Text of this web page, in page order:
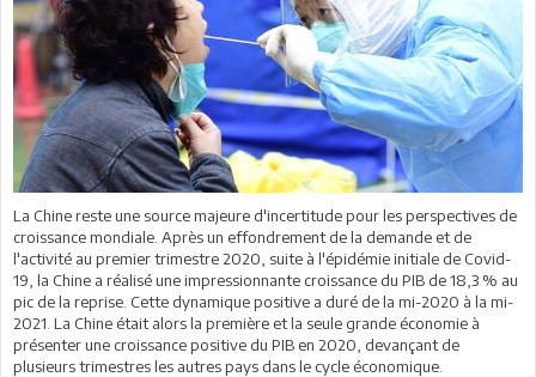
La Chine reste une source majeure d'incertitude pour les perspectives de
croissance mondiale. Après un effondrement de la demande et de
l'activité au premier trimestre 2020, suite à l'épidémie initiale de Covid-
19, la Chine a réalisé une impressionnante croissance du PIB de 18,3 % au
pic de la reprise. Cette dynamique positive a duré de la mi-2020 à la mi-
2021. La Chine était alors la première et la seule grande économie à
présenter une croissance positive du PIB en 2020, devançant de
plusieurs trimestres les autres pays dans le cycle économique.